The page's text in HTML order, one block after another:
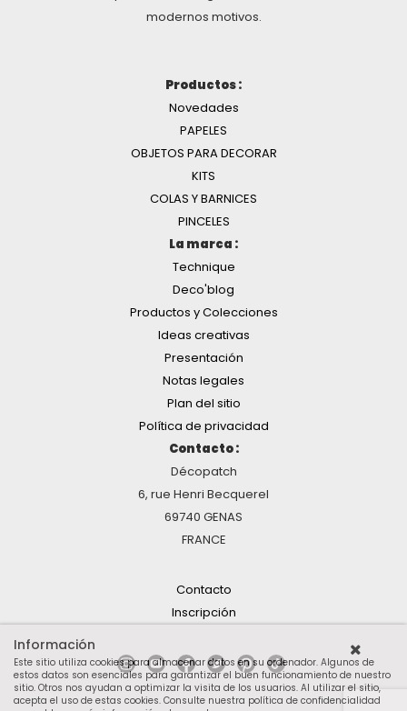
modernos motivos.
Productos :
Novedades
PAPELES
OBJETOS PARA DECORAR
KITS
COLAS Y BARNICES
PINCELES
La marca :
Technique
Deco'blog
Productos y Colecciones
Ideas creativas
Presentación
Notas legales
Plan del sitio
Política de privacidad
Contacto :
Décopatch
6, rue Henri Becquerel
69740 GENAS
FRANCE
Contacto
Inscripción
Información
Este sitio utiliza cookies para almacenar datos en su ordenador. Algunos de
estos datos son esenciales para garantizar el buen funcionamiento de nuestro
sitio. Otros nos ayudan a optimizar la visita de los usuarios. Al utilizar el sitio,
acepta el uso de estas cookies. Consulte nuestra política de confidencialidad